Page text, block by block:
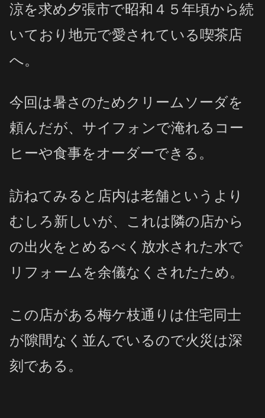
涼を求め夕張市で昭和４５年頃から続
いており地元で愛されている喫茶店
へ。
今回は暑さのためクリームソーダを
頼んだが、サイフォンで淹れるコー
ヒーや食事をオーダーできる。
訪ねてみると店内は老舗というより
むしろ新しいが、これは隣の店から
の出火をとめるべく放水された水で
リフォームを余儀なくされたため。
この店がある梅ケ枝通りは住宅同士
が隙間なく並んでいるので火災は深
刻である。